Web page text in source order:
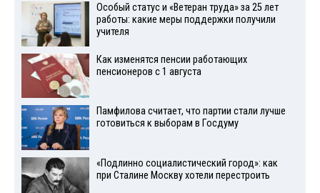
Особый статус и «Ветеран труда» за 25 лет
работы: какие меры поддержки получили
учителя
Как изменятся пенсии работающих
пенсионеров с 1 августа
Памфилова считает, что партии стали лучше
готовиться к выборам в Госдуму
«Подлинно социалистический город»: как
при Сталине Москву хотели перестроить